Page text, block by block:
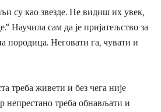
су као звезде. Не видиш их увек,
Научила сам да је пријатељство за
породица. Неговати га, чувати и
треба живети и без чега није
непрестано треба обнављати и